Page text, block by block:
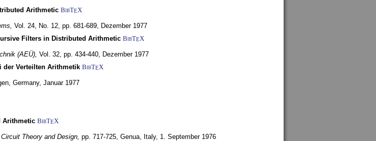
Arithmetic BibTEX
Vol. 24, No. 12, pp. 681-689, Dezember 1977
Filters in Distributed Arithmetic BibTEX
(AEÜ), Vol. 32, pp. 434-440, Dezember 1977
der Verteilten Arithmetik BibTEX
Germany, Januar 1977
Arithmetic BibTEX
Theory and Design, pp. 717-725, Genua, Italy, 1. September 1976